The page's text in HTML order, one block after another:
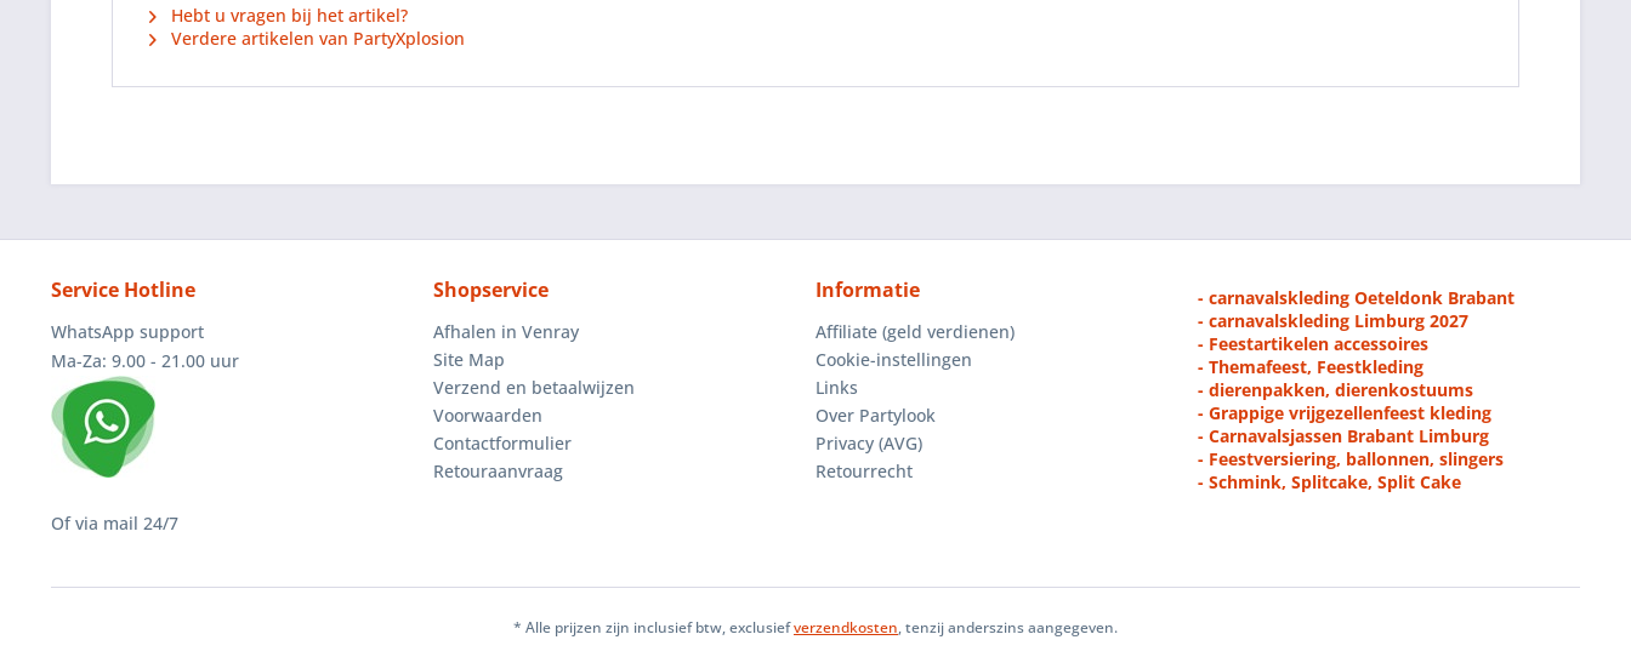
Hebt u vragen bij het artikel?
Verdere artikelen van PartyXplosion
Service Hotline
WhatsApp support
Ma-Za: 9.00 - 21.00 uur
Of via mail 24/7
Shopservice
Afhalen in Venray
Site Map
Verzend en betaalwijzen
Voorwaarden
Contactformulier
Retouraanvraag
Informatie
Affiliate (geld verdienen)
Cookie-instellingen
Links
Over Partylook
Privacy (AVG)
Retourrecht
- carnavalskleding Oeteldonk Brabant
- carnavalskleding Limburg 2027
- Feestartikelen accessoires
- Themafeest, Feestkleding
- dierenpakken, dierenkostuums
- Grappige vrijgezellenfeest kleding
- Carnavalsjassen Brabant Limburg
- Feestversiering, ballonnen, slingers
- Schmink, Splitcake, Split Cake
* Alle prijzen zijn inclusief btw, exclusiefverzendkosten, tenzij anderszins aangegeven.